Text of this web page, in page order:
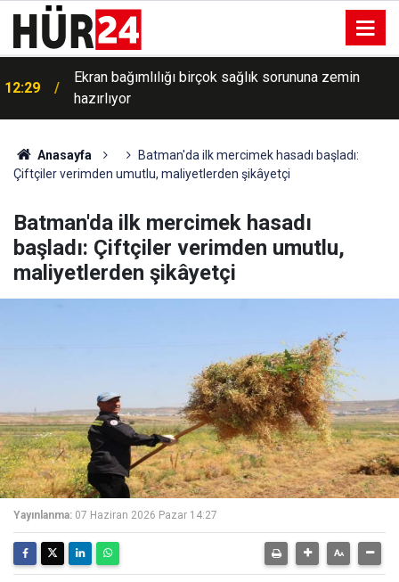
12:28
Deyrizor Uluslararası Havalimanı 12 yıl sonra
yeniden uluslararası uçuşlara açıldı
Anasayfa
Batman'da ilk mercimek hasadı başladı:
Çiftçiler verimden umutlu, maliyetlerden şikâyetçi
Batman'da ilk mercimek hasadı
başladı: Çiftçiler verimden umutlu,
maliyetlerden şikâyetçi
Yayınlanma: 07 Haziran 2026 Pazar 14:27